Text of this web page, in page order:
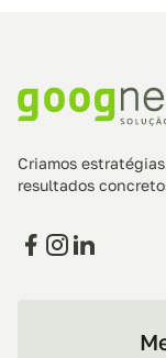
Criamos
resultados